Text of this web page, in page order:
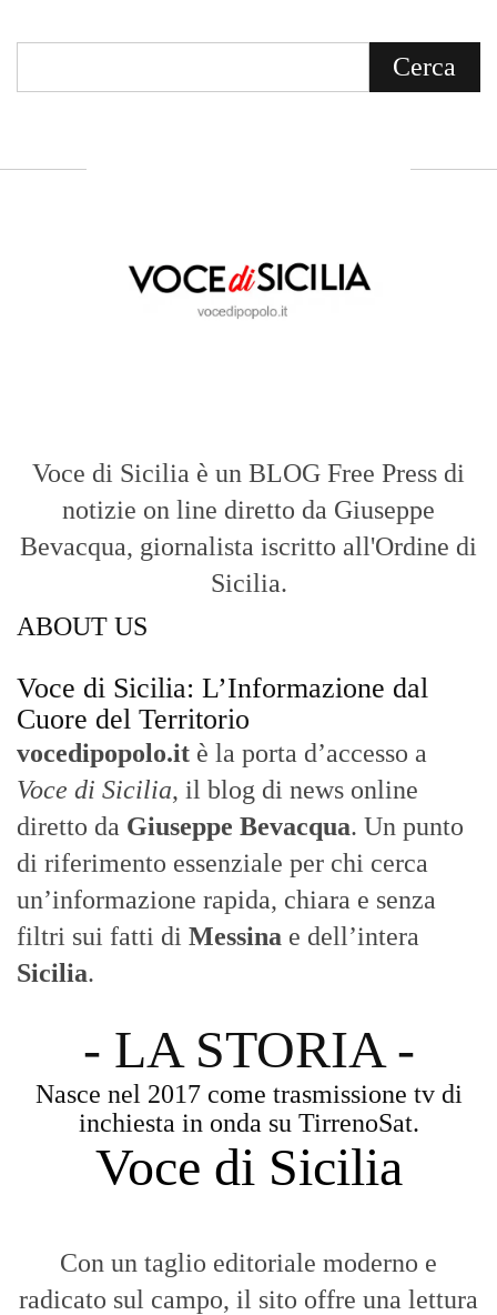
Voce di Sicilia è un BLOG Free Press di
notizie on line diretto da Giuseppe
Bevacqua, giornalista iscritto all'Ordine di
Sicilia.
ABOUT US
Voce di Sicilia: L’Informazione dal
Cuore del Territorio
vocedipopolo.it è la porta d’accesso a
Voce di Sicilia, il blog di news online
diretto da Giuseppe Bevacqua. Un punto
di riferimento essenziale per chi cerca
un’informazione rapida, chiara e senza
filtri sui fatti di Messina e dell’intera
Sicilia.
- LA STORIA -
Nasce nel 2017 come trasmissione tv di
inchiesta in onda su TirrenoSat.
Voce di Sicilia
Con un taglio editoriale moderno e
radicato sul campo, il sito offre una lettura